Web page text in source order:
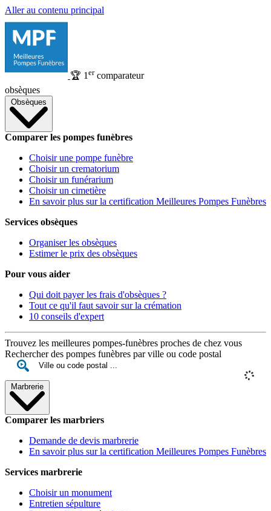
Aller au contenu principal
🏆 1 ercomparateur
obsèques
Obsèques
Comparer les pompes funèbres
Choisir une pompe funèbre
Choisir un crematorium
Choisir un funérarium
Choisir un cimetière
En savoir plus sur la certification Meilleures Pompes Funèbres
Services obsèques
Organiser les obsèques
Estimer le prix des obsèques
Pour vous aider
Qui doit payer les frais d'obsèques ?
Tout ce qu'il faut savoir sur la crémation
10 conseils d'expert
Trouvez les meilleures pompes-funèbres proches de chez vous
Rechercher des pompes funèbres par ville ou code postal
Marbrerie
Comparer les marbriers
Demande de devis marbrerie
En savoir plus sur la certification Meilleures Pompes Funèbres
Services marbrerie
Choisir un monument
Entretien sépulture